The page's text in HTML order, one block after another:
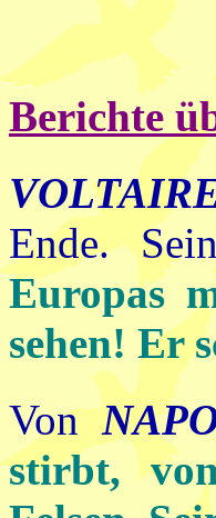
Berichte
Ende.
Europas
sehen! Er
Von
stirbt,